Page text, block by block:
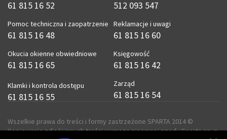
61 815 16 52
Pomoc techniczna i zaopatrzenie
61 815 16 48
Okucia okienne obwiedniowe
61 815 16 65
Klamki i kontrola dostępu
61 815 16 55
512 093 547
Reklamacje i uwagi
61 815 16 60
Księgowość
61 815 16 42
Zarząd
61 815 16 54
Wszelkie prawa do treści i formy zastrzeżone SPARTA 2014 ©
Kopiowanie zdjęć i innych treści wymaga pisemnej zgody Sparta sp. z